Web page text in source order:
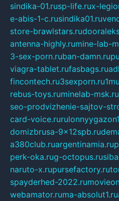
sindika-01.rusp-life.rux-
e-abis-1-c.rusindika01.ru
store-brawlstars.ru
antenna-highly.rumine-lab-
3-sex-porn.ruban-damn.ru
viagra-tablet.rufasbags.ru
fincontech.ru3sexporn.ru
rebus-toys.ruminelab-msk.ru
seo-prodvizhenie-sajtov-
card-voice.ru
domizbrusa-9x12spb.ru
a380club.ruargentinamia.ru
perk-oka.rug-octopus.ru
naruto-x.rupursefactory.ru
spayderhed-2022.ru
webamator.ruma-absolut1.ru